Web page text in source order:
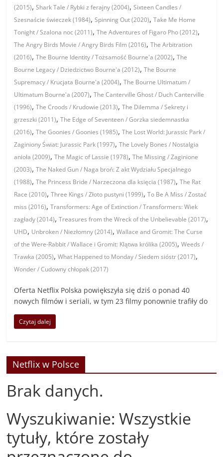
(2015),Shark Tale / Rybki z ferajny (2004),Sixteen Candles /
Szesnaście świeczek (1984),Spinning Out (2020),Take Me Home
Tonight / Szalona noc (2011),The Adventures of Figaro Pho (2012),
The Angry Birds Movie / Angry Birds Film (2016),The Arbitration
(2016),The Bourne Identity / Tożsamość Bourne'a (2002),The
Bourne Legacy / Dziedzictwo Bourne'a (2012),The Bourne
Supremacy / Krucjata Bourne'a (2004),The Bourne Ultimatum /
Ultimatum Bourne'a (2007),The Canterville Ghost / Duch Canterville
(1996),The Croods / Krudowie (2013),The Dilemma / Sekrety i
grzeszki (2011),The Edge of Seventeen / Gorzka siedemnastka
(2016),The Goonies / Goonies (1985),The Lost World: Jurassic Park /
Zaginiony Świat: Jurassic Park (1997),The Lovely Bones / Nostalgia
anioła (2009),The Magic of Lassie (1978),The Missing / Zaginione
(2003),The Naked Gun / Naga broń: Z akt Wydziału Specjalnego
(1988),The Princess Bride / Narzeczona dla księcia (1987),The Rat
Race (2010),Three Kings / Złoto pustyni (1999),To Be A Miss / Zostać
miss (2016),Transformers: Age of Extinction / Transformers: Wiek
zagłady (2014),Treasures from the Wreck of the Unbelievable (2017),
UHD, Unbroken / Niezłomny (2014),Wallace and Gromit: The Curse
of the Were-Rabbit / Wallace i Gromit: Klątwa królika (2005),Weeds /
Trawka (2005),What Happened to Monday / Siedem sióstr (2017),
Wonder / Cudowny chłopak (2017)
Oferta Netflix Polska powiększyła się dziś o ponad 40
nowych filmów i seriali, w tym 23 filmy ponownie trafiły do
Czytaj dalej
Netflix w Polsce
Brak danych.
Wyszukiwanie: Wszystkie
tytuły, które zostały